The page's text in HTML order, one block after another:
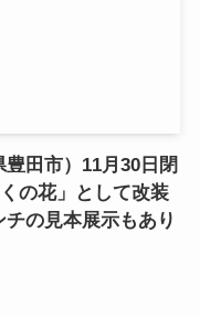
田市）11月30日閉
の花」として改装
の見本展示もあり